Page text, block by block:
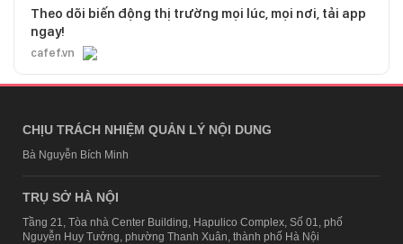
Theo dõi biến động thị trường mọi lúc, mọi nơi, tải app
ngay!
cafef.vn
CHỊU TRÁCH NHIỆM QUẢN LÝ NỘI DUNG
Bà Nguyễn Bích Minh
TRỤ SỞ HÀ NỘI
Tầng 21, Tòa nhà Center Building, Hapulico Complex, Số 01, phố
Nguyễn Huy Tưởng, phường Thanh Xuân, thành phố Hà Nội